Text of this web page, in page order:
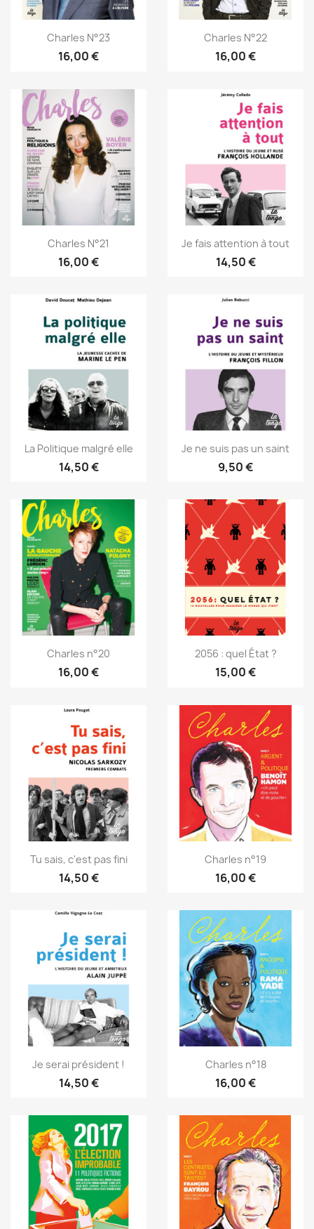
Charles N°23
16,00 €
Charles N°22
16,00 €
Charles N°21
16,00 €
Je fais attention à tout
14,50 €
La Politique malgré elle
14,50 €
Je ne suis pas un saint
9,50 €
Charles n°20
16,00 €
2056 : quel État ?
15,00 €
Tu sais, c'est pas fini
14,50 €
Charles n°19
16,00 €
Je serai président !
14,50 €
Charles n°18
16,00 €